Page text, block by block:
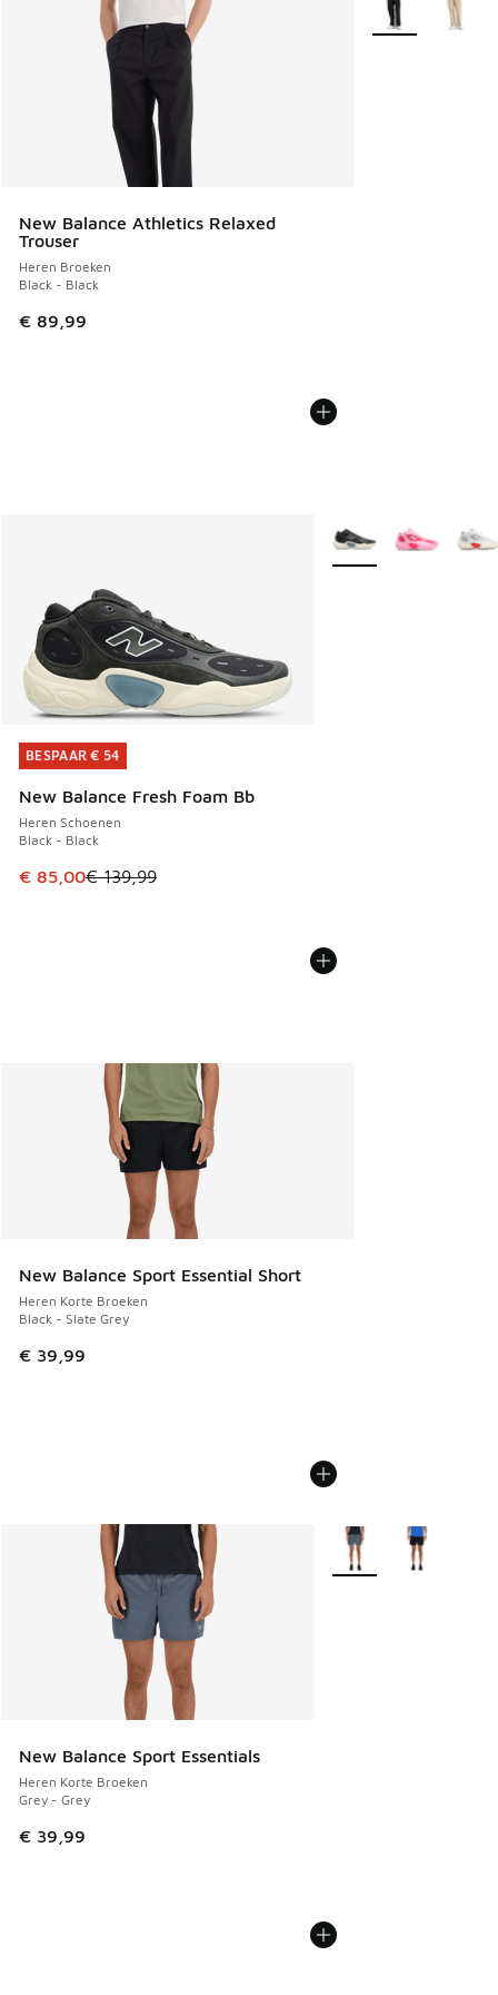
New Balance Athletics Relaxed
Trouser
Heren Broeken
Black - Black
€ 89,99
BESPAAR € 54
New Balance Fresh Foam Bb
Heren Schoenen
Black - Black
Dit artikel is in de uitverkoop. Dit artikel is in de
€ 85,00€ 139,99
BESPAAR € 54
Meer kleuren
New Balance Sport Essential Short
Heren Korte Broeken
Black - Slate Grey
€ 39,99
New Balance Sport Essentials
Heren Korte Broeken
Grey - Grey
€ 39,99
Meer kleuren